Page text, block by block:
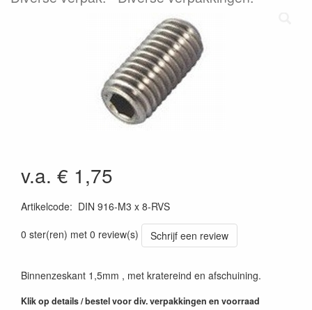
v.a. € 1,75
Artikelcode: DIN 916-M3 x 8-RVS
0 ster(ren) met 0 review(s)
Schrijf een review
Binnenzeskant 1,5mm , met kratereind en afschuining.
Klik op details / bestel voor div. verpakkingen en voorraad